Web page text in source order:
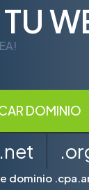
.net
dominio